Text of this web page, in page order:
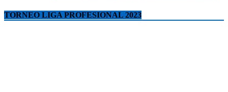
TORNEO LIGA PROFESIONAL 2023